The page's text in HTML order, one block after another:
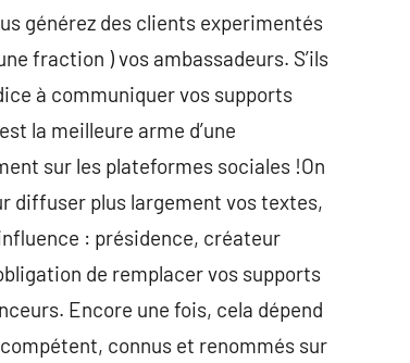
générez des clients experimentés
fraction ) vos ambassadeurs. S’ils
à communiquer vos supports
la meilleure arme d’une
sur les plateformes sociales !On
diffuser plus largement vos textes,
: présidence, créateur
de remplacer vos supports
Encore une fois, cela dépend
connus et renommés sur